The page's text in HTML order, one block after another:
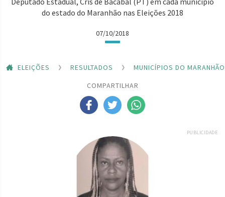
do estado do Maranhão nas Eleições 2018
07/10/2018
ELEIÇÕES RESULTADOS
MUNICÍPIOS DO MARANHÃO
COMPARTILHAR
PUBLICIDADE